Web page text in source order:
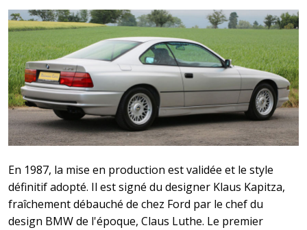
En 1987, la mise en production est validée et le style
définitif adopté. Il est signé du designer Klaus Kapitza,
fraîchement débauché de chez Ford par le chef du
design BMW de l'époque, Claus Luthe. Le premier